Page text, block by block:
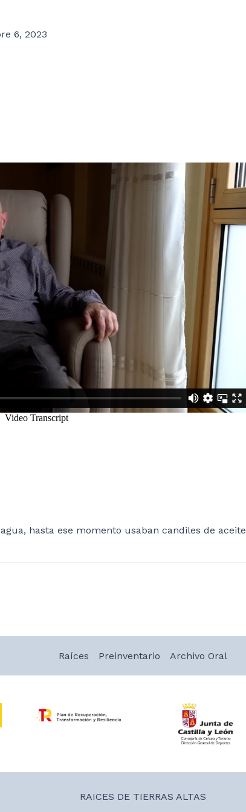
6, 2023
hasta ese momento usaban candiles de aceite
Raíces Preinventario Archivo Oral
RAICES DE TIERRAS ALTAS